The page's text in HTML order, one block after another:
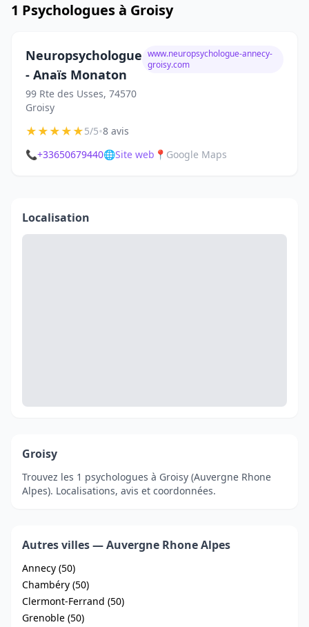
1 Psychologues à Groisy
Neuropsychologue
- Anaïs Monaton
99 Rte des Usses, 74570
Groisy
www.neuropsychologue-annecy-
groisy.com
★★★★★5/5•8 avis
📞+33650679440🌐Site web 📍 Google Maps
Localisation
Groisy
Trouvez les 1 psychologues à Groisy (Auvergne Rhone
Alpes). Localisations, avis et coordonnées.
Autres villes — Auvergne Rhone Alpes
Annecy (50)
Chambéry (50)
Clermont-Ferrand (50)
Grenoble (50)